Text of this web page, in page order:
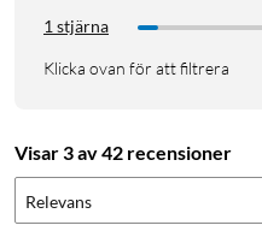
1 stjärna
Klicka ovan för att filtrera
Visar 3 av 42 recensioner
Relevans